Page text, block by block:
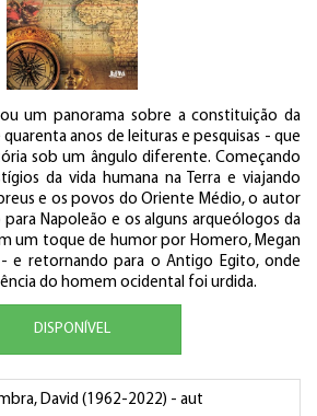
um panorama sobre a constituição da
anos de leituras e pesquisas - que
sob um ângulo diferente. Começando
da vida humana na Terra e viajando
e os povos do Oriente Médio, o autor
Napoleão e os alguns arqueólogos da
um toque de humor por Homero, Megan
e retornando para o Antigo Egito, onde
do homem ocidental foi urdida.
DISPONÍVEL
David (1962-2022) - aut